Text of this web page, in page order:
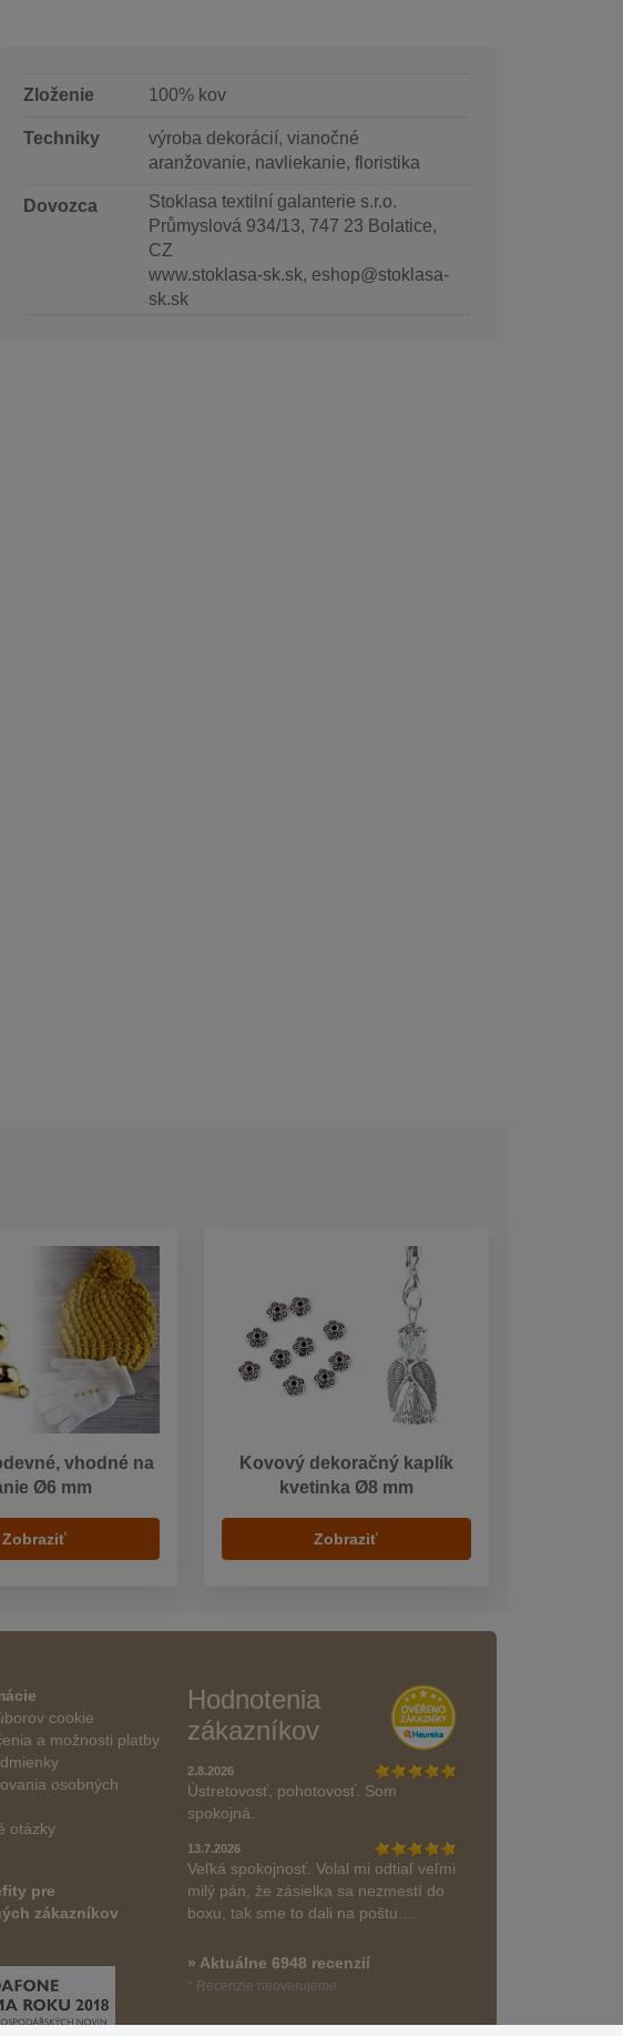
Zloženie 100% kov
Techniky
výroba dekorácií, vianočné
aranžovanie, navliekanie, floristika
Dovozca
Stoklasa textilní galanterie s.r.o.
Průmyslová 934/13, 747 23 Bolatice,
CZ
www.stoklasa-sk.sk, eshop@stoklasa-
sk.sk
vhodné na
Ø6 mm
Zobraziť
Kovový dekoračný kaplík
kvetinka Ø8 mm
Zobraziť
cookie
a možnosti platby
osobných
otázky
pre
zákazníkov
Hodnotenia
zákazníkov
2.8.2026
Ústretovosť, pohotovosť. Som
spokojná.
13.7.2026
Veľká spokojnosť. Volal mi odtiaľ veľmi
milý pán, že zásielka sa nezmestí do
boxu, tak sme to dali na poštu....
» Aktuálne 6948 recenzií
* Recenzie neoverujeme